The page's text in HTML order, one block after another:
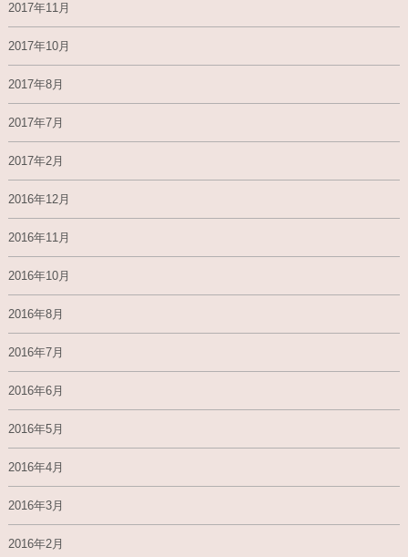
2017年11月
2017年10月
2017年8月
2017年7月
2017年2月
2016年12月
2016年11月
2016年10月
2016年8月
2016年7月
2016年6月
2016年5月
2016年4月
2016年3月
2016年2月